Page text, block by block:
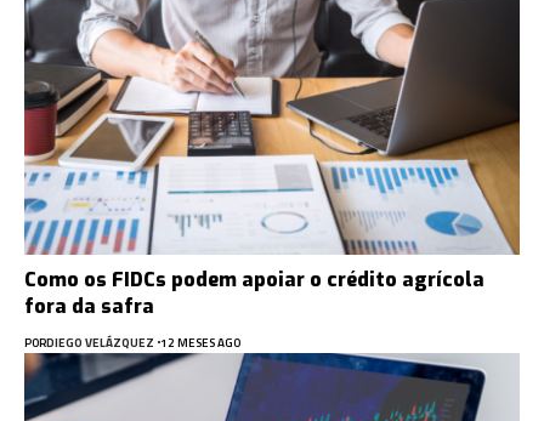
Como os FIDCs podem apoiar o crédito agrícola
fora da safra
PORDIEGO VELÁZQUEZ 12 MESES AGO